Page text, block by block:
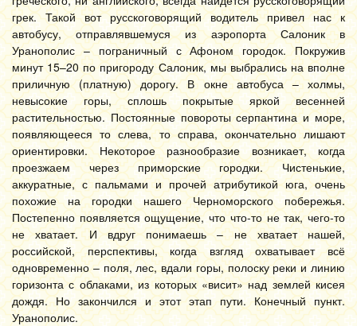
грек. Такой вот русскоговорящий водитель привел нас к
автобусу, отправлявшемуся из аэропорта Салоник в
Уранополис – пограничный с Афоном городок. Покружив
минут 15–20 по пригороду Салоник, мы выбрались на вполне
приличную (платную) дорогу. В окне автобуса – холмы,
невысокие горы, сплошь покрытые яркой весенней
растительностью. Постоянные повороты серпантина и море,
появляющееся то слева, то справа, окончательно лишают
ориентировки. Некоторое разнообразие возникает, когда
проезжаем через приморские городки. Чистенькие,
аккуратные, с пальмами и прочей атрибутикой юга, очень
похожие на городки нашего Черноморского побережья.
Постепенно появляется ощущение, что что-то не так, чего-то
не хватает. И вдруг понимаешь – не хватает нашей,
российской, перспективы, когда взгляд охватывает всё
одновременно – поля, лес, вдали горы, полоску реки и линию
горизонта с облаками, из которых «висит» над землей кисея
дождя. Но закончился и этот этап пути. Конечный пункт.
Уранополис.